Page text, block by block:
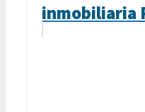
inmobiliaria